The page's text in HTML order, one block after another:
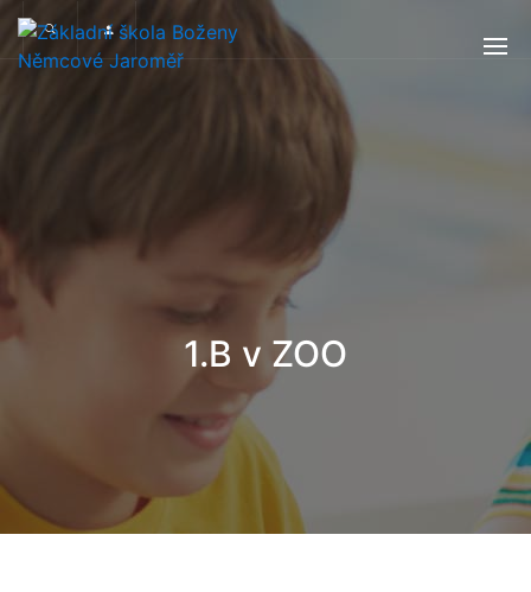
1.B v ZOO